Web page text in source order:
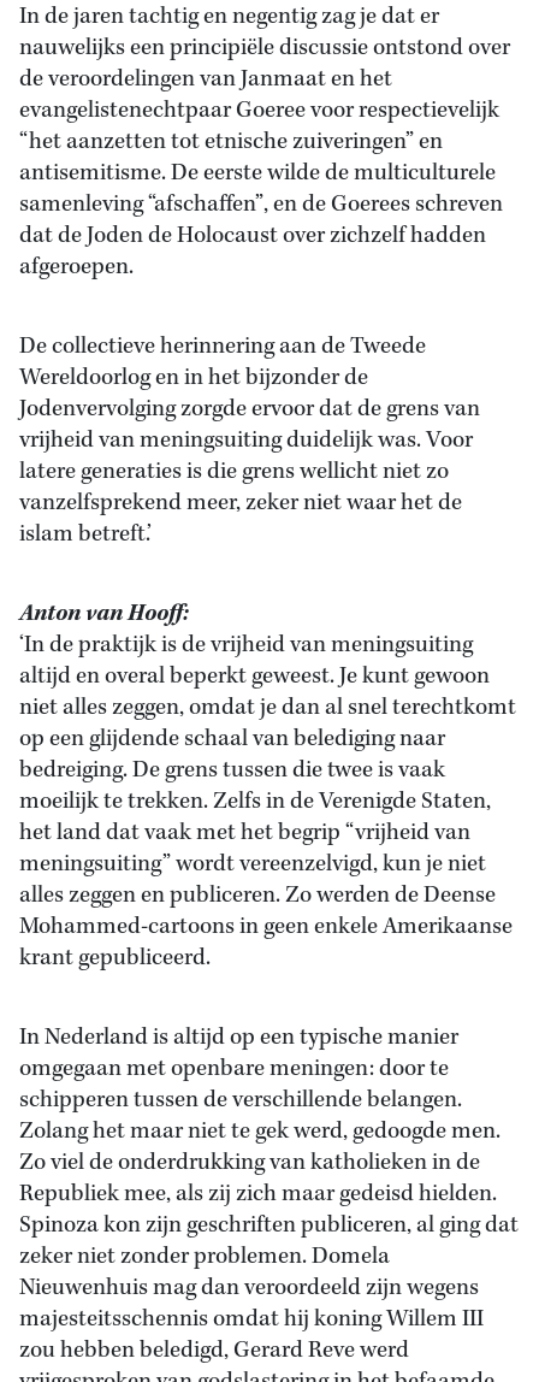
In de jaren tachtig en negentig zag je dat er
nauwelijks een principiële discussie ontstond over
de veroordelingen van Janmaat en het
evangelistenechtpaar Goeree voor respectievelijk
“het aanzetten tot etnische zuiveringen” en
antisemitisme. De eerste wilde de multiculturele
samenleving “afschaffen”, en de Goerees schreven
dat de Joden de Holocaust over zichzelf hadden
afgeroepen.
De collectieve herinnering aan de Tweede
Wereldoorlog en in het bijzonder de
Jodenvervolging zorgde ervoor dat de grens van
vrijheid van meningsuiting duidelijk was. Voor
latere generaties is die grens wellicht niet zo
vanzelfsprekend meer, zeker niet waar het de
islam betreft.’
Anton van Hooff:
‘In de praktijk is de vrijheid van meningsuiting
altijd en overal beperkt geweest. Je kunt gewoon
niet alles zeggen, omdat je dan al snel terechtkomt
op een glijdende schaal van belediging naar
bedreiging. De grens tussen die twee is vaak
moeilijk te trekken. Zelfs in de Verenigde Staten,
het land dat vaak met het begrip “vrijheid van
meningsuiting” wordt vereenzelvigd, kun je niet
alles zeggen en publiceren. Zo werden de Deense
Mohammed-cartoons in geen enkele Amerikaanse
krant gepubliceerd.
In Nederland is altijd op een typische manier
omgegaan met openbare meningen: door te
schipperen tussen de verschillende belangen.
Zolang het maar niet te gek werd, gedoogde men.
Zo viel de onderdrukking van katholieken in de
Republiek mee, als zij zich maar gedeisd hielden.
Spinoza kon zijn geschriften publiceren, al ging dat
zeker niet zonder problemen. Domela
Nieuwenhuis mag dan veroordeeld zijn wegens
majesteitsschennis omdat hij koning Willem III
zou hebben beledigd, Gerard Reve werd